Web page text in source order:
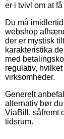
er i tvivl om at
Du må
webshop
der er mystisk
karakteristika
med
regulativ,
virksomheder.
Generelt
alternativ bør
ViaBill, såfremt
tidsrum.